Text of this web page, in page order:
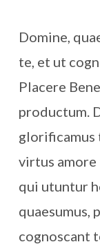
Domine,
te, et ut
Placere
productum.
glorificamus
virtus amore
qui utuntur
quaesumus,
cognoscant